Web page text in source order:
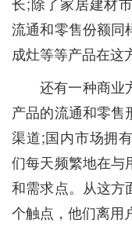
流通和零售份额同
成灶等等产品在这
还有一种商业
产品的流通和零售
渠道;国内市场拥
们每天频繁地在与
和需求点。从这方
个触点，他们离用